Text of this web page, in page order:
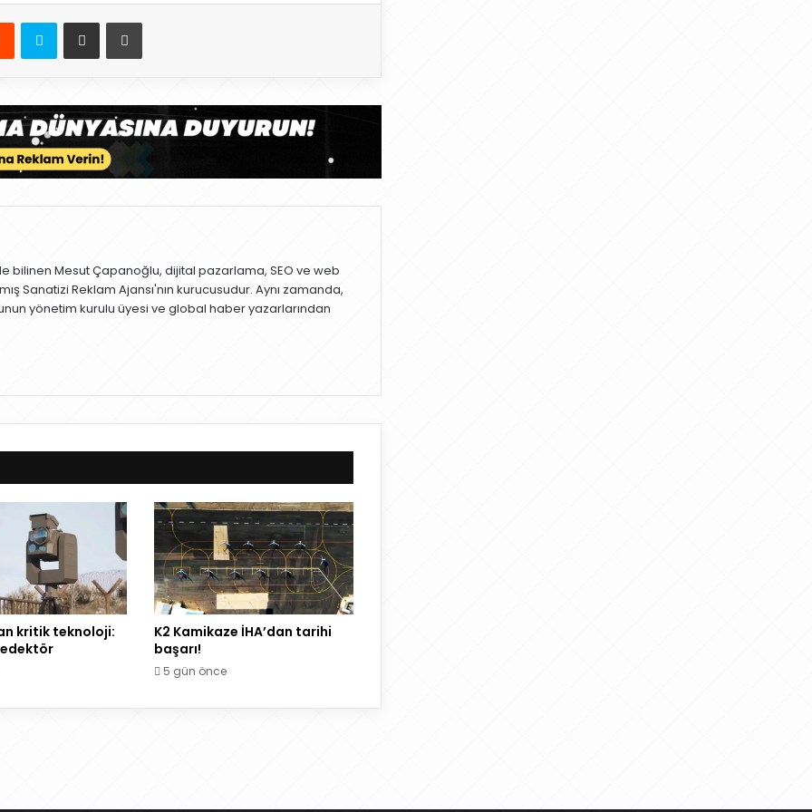
Skype
bilinen Mesut Çapanoğlu, dijital pazarlama, SEO ve web
Sanatizi Reklam Ajansı'nın kurucusudur. Aynı zamanda,
yönetim kurulu üyesi ve global haber yazarlarından
kritik teknoloji:
K2 Kamikaze İHA’dan tarihi
başarı!
5 gün önce